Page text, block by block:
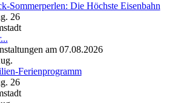
Sommerperlen: Die Höchste Eisenbahn
26
am 07.08.2026
Ferienprogramm
26